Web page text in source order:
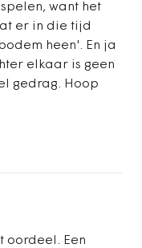
want het
er in die tijd
heen'. En ja
elkaar is geen
gedrag. Hoop
oordeel. Een